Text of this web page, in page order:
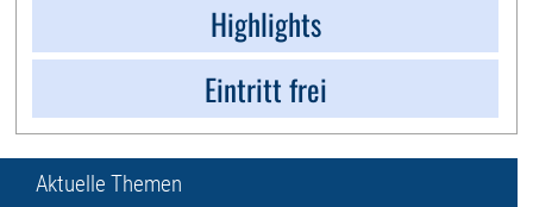
Highlights
Eintritt frei
Aktuelle Themen